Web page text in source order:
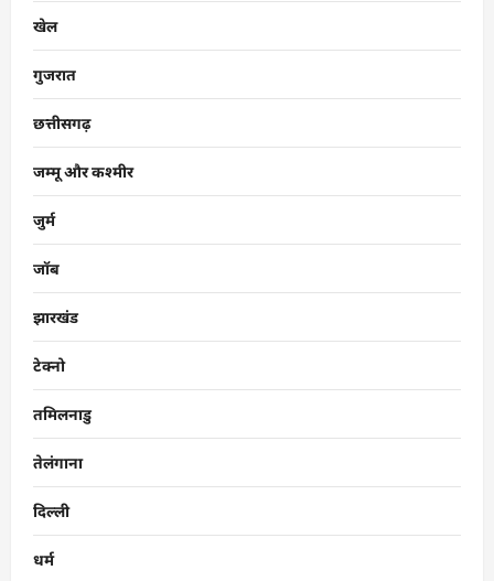
खेल
गुजरात
छत्तीसगढ़
जम्मू और कश्मीर
जुर्म
जॉब
झारखंड
टेक्नो
तमिलनाडु
तेलंगाना
दिल्ली
धर्म